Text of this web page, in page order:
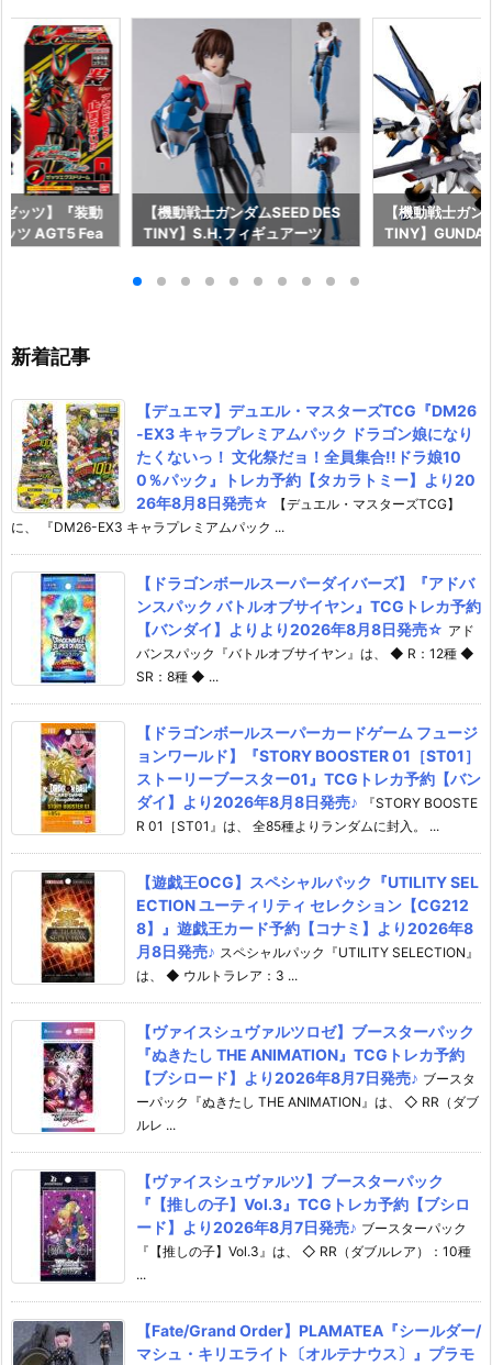
ッツ】『装動
ツ AGT5 Fea
【機動戦士ガンダムSEED DES
TINY】S.H.フィギュアーツ
長国パイロットスーツVer.）』
【機動戦士ガン
TINY】
新着記事
【デュエマ】デュエル・マスターズTCG『DM26
-EX3 キャラプレミアムパック ドラゴン娘になり
たくないっ！ 文化祭だョ！全員集合!!ドラ娘10
0％パック』トレカ予約【タカラトミー】より20
26年8月8日発売☆
【デュエル・マスターズTCG】
に、 『DM26-EX3 キャラプレミアムパック ...
【ドラゴンボールスーパーダイバーズ】『アドバ
ンスパック バトルオブサイヤン』TCGトレカ予約
【バンダイ】よりより2026年8月8日発売☆ アド
バンスパック『バトルオブサイヤン』は、 ◆ R：12種 ◆
SR：8種 ◆ ...
【ドラゴンボールスーパーカードゲーム フュージ
ョンワールド】『STORY BOOSTER 01［ST01］
ストーリーブースター01』TCGトレカ予約【バン
ダイ】より2026年8月8日発売♪
『STORY BOOSTE
R 01［ST01』は、 全85種よりランダムに封入。 ...
【遊戯王OCG】スペシャルパック『UTILITY SEL
ECTION ユーティリティ セレクション【CG212
8】』遊戯王カード予約【コナミ】より2026年8
月8日発売♪ スペシャルパック『UTILITY SELECTION』
は、 ◆ ウルトラレア：3 ...
【ヴァイスシュヴァルツロゼ】ブースターパック
『ぬきたし THE ANIMATION』TCGトレカ予約
【ブシロード】より2026年8月7日発売♪ ブースタ
ーパック『ぬきたし THE ANIMATION』は、 ◇ RR（ダブ
ルレ ...
【ヴァイスシュヴァルツ】ブースターパック
『【推しの子】Vol.3』TCGトレカ予約【ブシロ
ード】より2026年8月7日発売♪ ブースターパック
『【推しの子】Vol.3』は、 ◇ RR（ダブルレア）：10種
...
【Fate/Grand Order】PLAMATEA『シールダー/
マシュ・キリエライト〔オルテナウス〕』プラモ